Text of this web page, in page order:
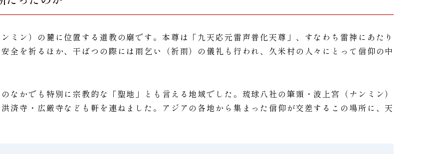
ミン）の麓に位置する道教の廟です。本尊は「九天応元雷声普化天尊」、すなわち雷神にあたり
全を祈るほか、干ばつの際には雨乞い（祈雨）の儀礼も行われ、久米村の人々にとって信仰の中
なかでも特別に宗教的な「聖地」とも言える地域でした。琉球八社の筆頭・波上宮（ナンミン）
済寺・広厳寺なども軒を連ねました。アジアの各地から集まった信仰が交差するこの場所に、天